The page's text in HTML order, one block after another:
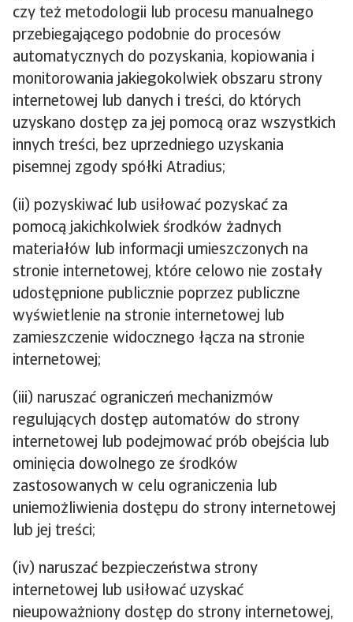
czy też metodologii lub procesu manualnego
przebiegającego podobnie do procesów
automatycznych do pozyskania, kopiowania i
monitorowania jakiegokolwiek obszaru strony
internetowej lub danych i treści, do których
uzyskano dostęp za jej pomocą oraz wszystkich
innych treści, bez uprzedniego uzyskania
pisemnej zgody spółki Atradius;
(ii) pozyskiwać lub usiłować pozyskać za
pomocą jakichkolwiek środków żadnych
materiałów lub informacji umieszczonych na
stronie internetowej, które celowo nie zostały
udostępnione publicznie poprzez publiczne
wyświetlenie na stronie internetowej lub
zamieszczenie widocznego łącza na stronie
internetowej;
(iii) naruszać ograniczeń mechanizmów
regulujących dostęp automatów do strony
internetowej lub podejmować prób obejścia lub
ominięcia dowolnego ze środków
zastosowanych w celu ograniczenia lub
uniemożliwienia dostępu do strony internetowej
lub jej treści;
(iv) naruszać bezpieczeństwa strony
internetowej lub usiłować uzyskać
nieupoważniony dostęp do strony internetowej,